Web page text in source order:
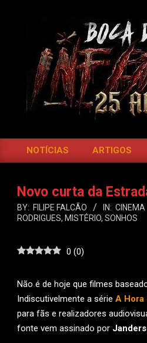
BOCA
DO
Primary
Menu
NOTÍCIAS ARTIGOS
Novo curta da
BY: FILIPE FALCÃO IN: CINEMA
RODRIGUES, MISTÉRIO, SONHOS
0 (0)
Não é de hoje que filmes
Indiscutivelmente a série A Hora
para fãs e realizadores
fonte vem assinado por